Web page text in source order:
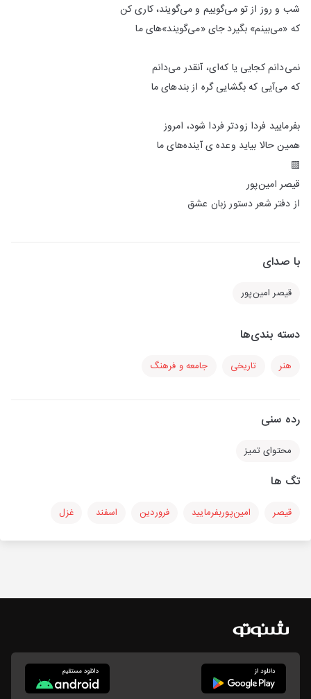
شب و روز از تو می‌گوییم و می‌گویند، کاری کن
که «می‌بینم» بگیرد جای «می‌گویند»های ما
نمی‌دانم کجایی یا که‌ای، آنقدر می‌دانم
که می‌آیی که بگشایی گره از بندهای ما
بفرمایید فردا زودتر فردا شود، امروز
همین حالا بیاید وعده ی آینده‌های ما
▨
قیصر امین‌پور
از دفتر شعر دستور زبان عشق
با صدای
قیصر امین‌پور
دسته بندی‌ها
هنر تاریخی جامعه و فرهنگ
رده سنی
محتوای تمیز
تگ ها
قیصر امین‌پوربفرمایید فروردین اسفند غزل